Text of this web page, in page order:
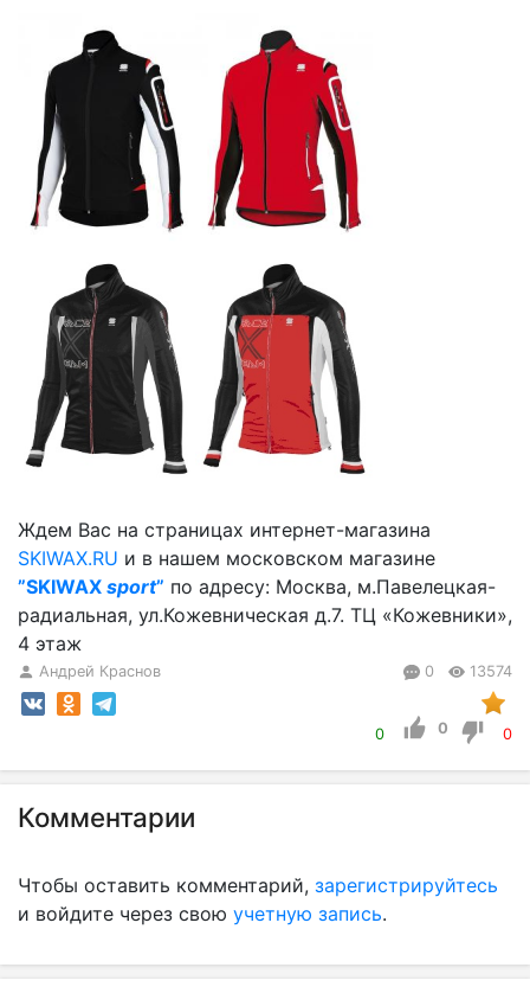
Ждем Вас на страницах интернет-магазина
SKIWAX.RU и в нашем московском магазине
”SKIWAX sport” по адресу: Москва, м.Павелецкая-
радиальная, ул.Кожевническая д.7. ТЦ «Кожевники»,
4 этаж
Андрей Краснов 0 13574
0 0 0
Комментарии
Чтобы оставить комментарий, зарегистрируйтесь
и войдите через свою учетную запись.